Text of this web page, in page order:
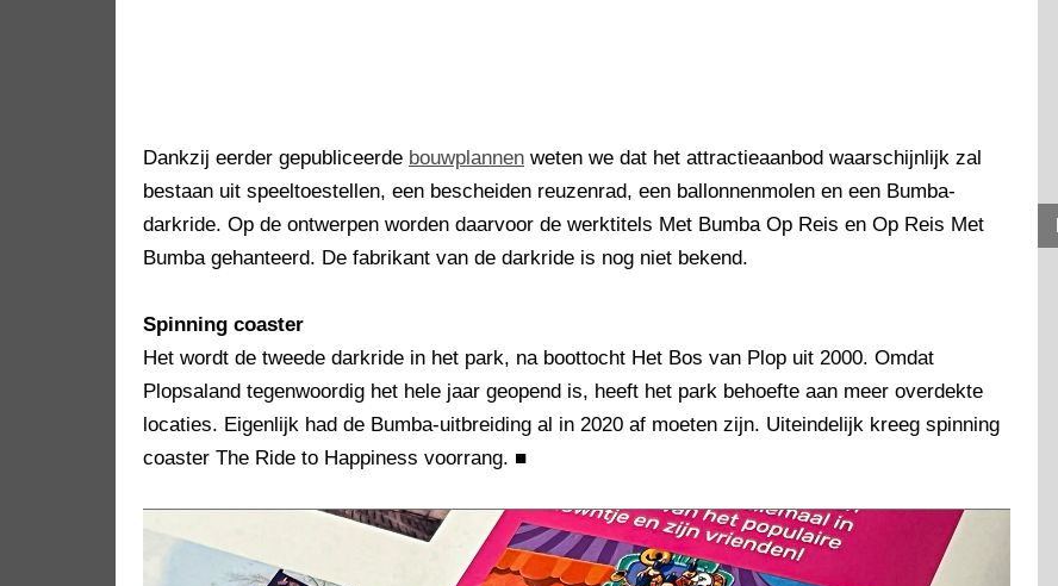
Dankzij eerder gepubliceerde bouwplannen weten we dat het attractieaanbod waarschijnlijk zal
bestaan uit speeltoestellen, een bescheiden reuzenrad, een ballonnenmolen en een Bumba-
darkride. Op de ontwerpen worden daarvoor de werktitels Met Bumba Op Reis en Op Reis Met
Bumba gehanteerd. De fabrikant van de darkride is nog niet bekend.
Spinning coaster
Het wordt de tweede darkride in het park, na boottocht Het Bos van Plop uit 2000. Omdat
Plopsaland tegenwoordig het hele jaar geopend is, heeft het park behoefte aan meer overdekte
locaties. Eigenlijk had de Bumba-uitbreiding al in 2020 af moeten zijn. Uiteindelijk kreeg spinning
coaster The Ride to Happiness voorrang. ■